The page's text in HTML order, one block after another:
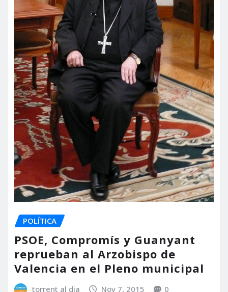
POLÍTICA
PSOE, Compromís y Guanyant
reprueban al Arzobispo de
Valencia en el Pleno municipal
torrent al dia Nov 7, 2015 0